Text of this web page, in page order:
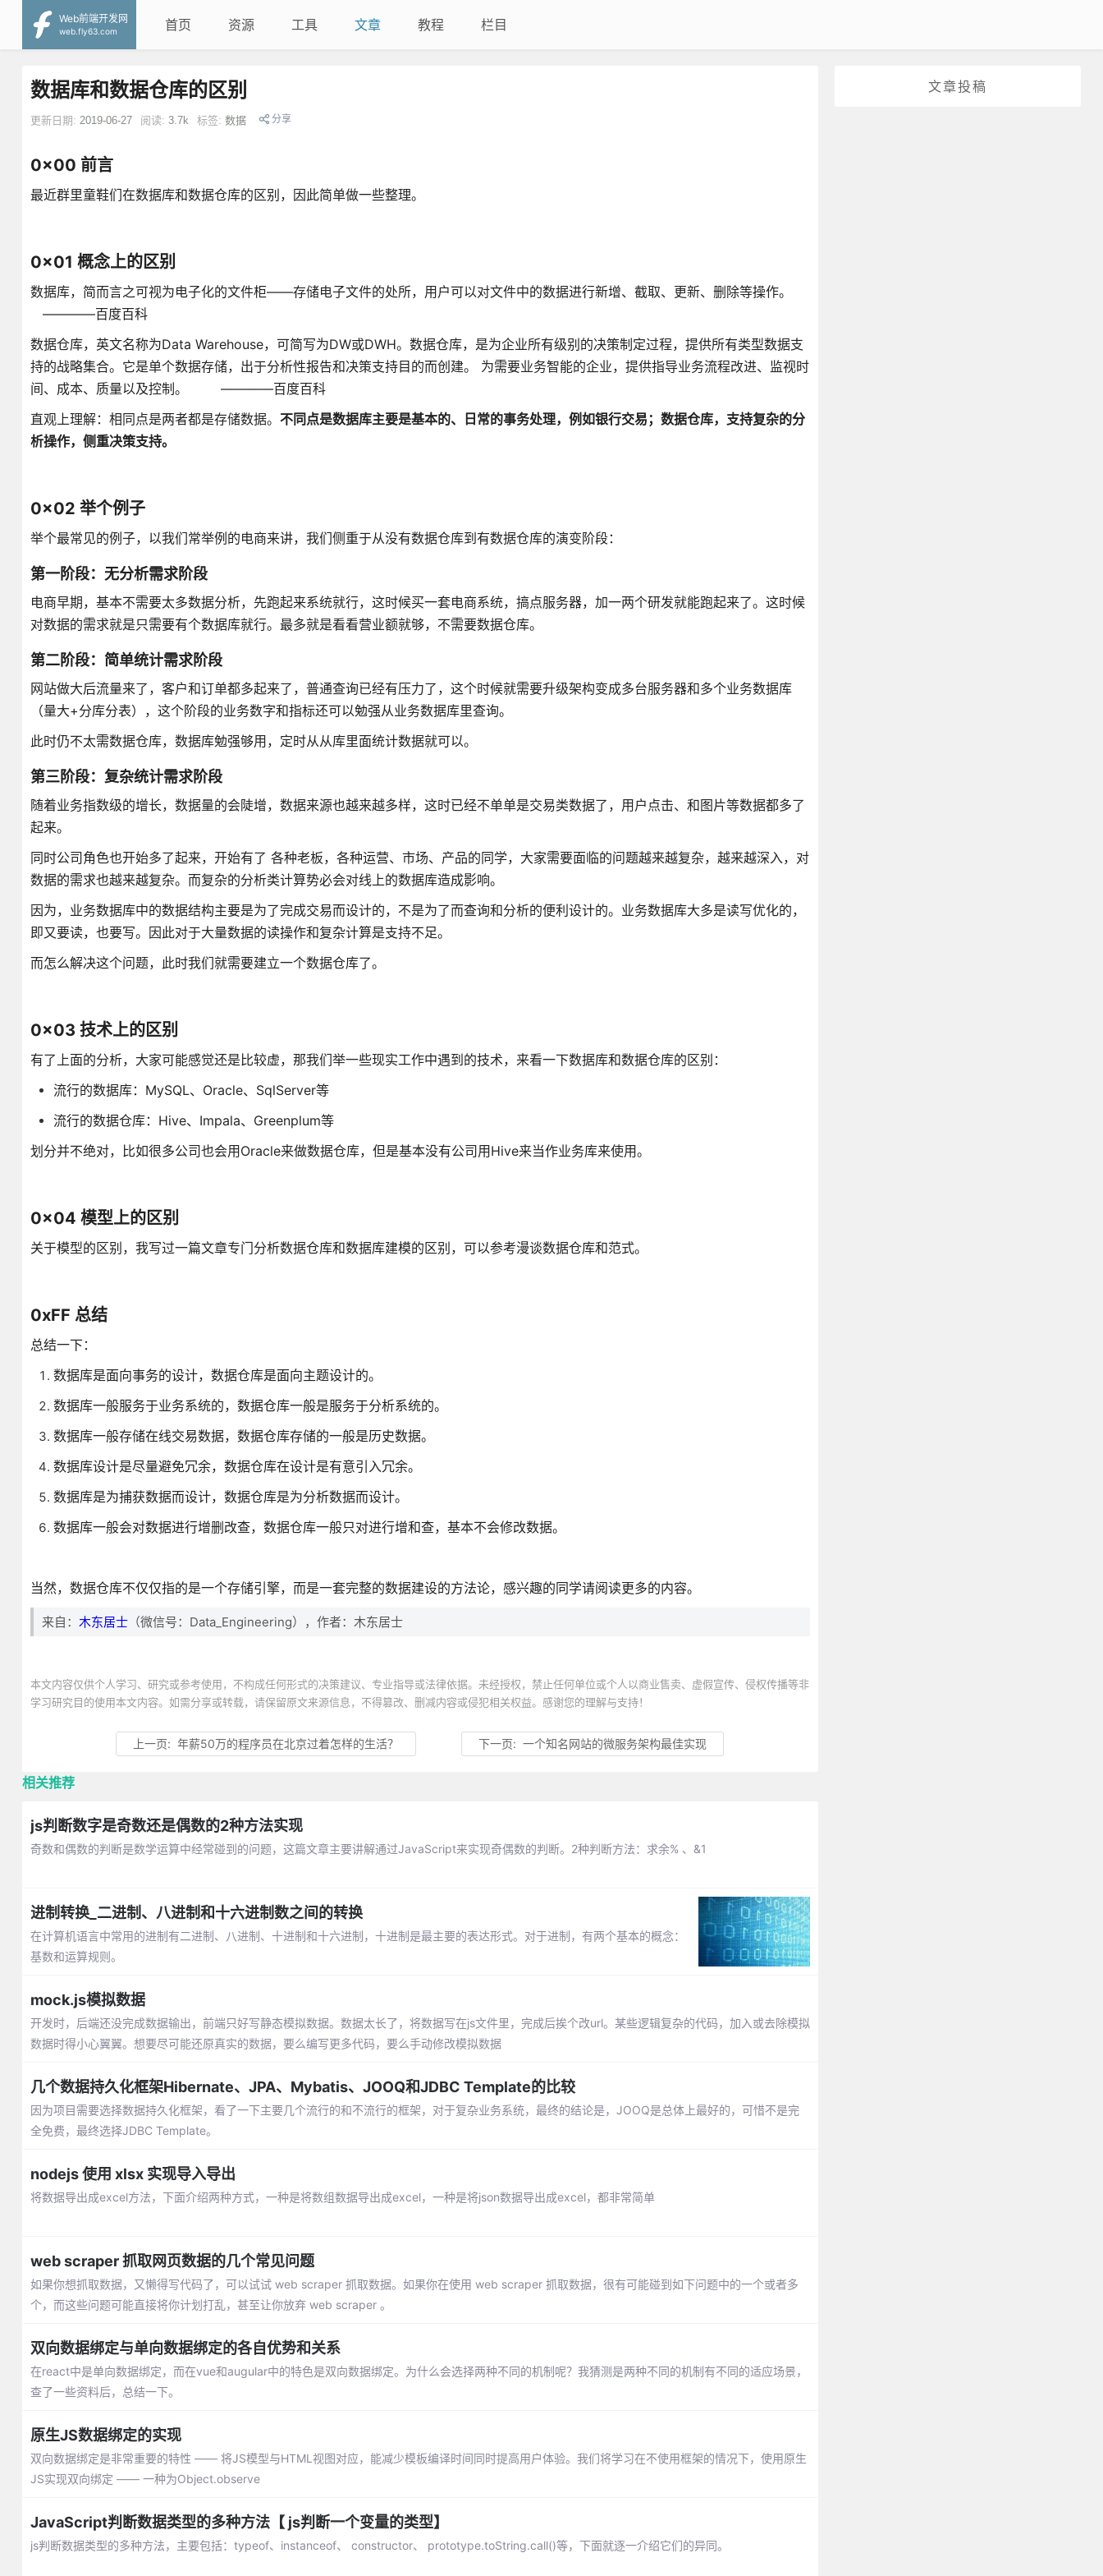
Web前端开发网
web.fly63.com
首页 资源 工具 文章 教程 栏目
文章投稿
数据库和数据仓库的区别
更新日期: 2019-06-27 阅读: 3.7k 标签: 数据 分享
0x00 前言
最近群里童鞋们在数据库和数据仓库的区别，因此简单做一些整理。
0x01 概念上的区别
数据库，简而言之可视为电子化的文件柜——存储电子文件的处所，用户可以对文件中的数据进行新增、截取、更新、删除等操作。
————百度百科
数据仓库，英文名称为Data Warehouse，可简写为DW或DWH。数据仓库，是为企业所有级别的决策制定过程，提供所有类型数据支
持的战略集合。它是单个数据存储，出于分析性报告和决策支持目的而创建。 为需要业务智能的企业，提供指导业务流程改进、监视时
间、成本、质量以及控制。 ————百度百科
直观上理解：相同点是两者都是存储数据。 不同点是数据库主要是基本的、日常的事务处理，例如银行交易；数据仓库，支持复杂的分
析操作，侧重决策支持。
0x02 举个例子
举个最常见的例子，以我们常举例的电商来讲，我们侧重于从没有数据仓库到有数据仓库的演变阶段：
第一阶段：无分析需求阶段
电商早期，基本不需要太多数据分析，先跑起来系统就行，这时候买一套电商系统，搞点服务器，加一两个研发就能跑起来了。这时候
对数据的需求就是只需要有个数据库就行。最多就是看看营业额就够，不需要数据仓库。
第二阶段：简单统计需求阶段
网站做大后流量来了，客户和订单都多起来了，普通查询已经有压力了，这个时候就需要升级架构变成多台服务器和多个业务数据库
（量大+分库分表），这个阶段的业务数字和指标还可以勉强从业务数据库里查询。
此时仍不太需数据仓库，数据库勉强够用，定时从从库里面统计数据就可以。
第三阶段：复杂统计需求阶段
随着业务指数级的增长，数据量的会陡增，数据来源也越来越多样，这时已经不单单是交易类数据了，用户点击、和图片等数据都多了
起来。
同时公司角色也开始多了起来，开始有了 各种老板，各种运营、市场、产品的同学，大家需要面临的问题越来越复杂，越来越深入，对
数据的需求也越来越复杂。而复杂的分析类计算势必会对线上的数据库造成影响。
因为，业务数据库中的数据结构主要是为了完成交易而设计的，不是为了而查询和分析的便利设计的。业务数据库大多是读写优化的，
即又要读，也要写。因此对于大量数据的读操作和复杂计算是支持不足。
而怎么解决这个问题，此时我们就需要建立一个数据仓库了。
0x03 技术上的区别
有了上面的分析，大家可能感觉还是比较虚，那我们举一些现实工作中遇到的技术，来看一下数据库和数据仓库的区别：
流行的数据库：MySQL、Oracle、SqlServer等
流行的数据仓库：Hive、Impala、Greenplum等
划分并不绝对，比如很多公司也会用Oracle来做数据仓库，但是基本没有公司用Hive来当作业务库来使用。
0x04 模型上的区别
关于模型的区别，我写过一篇文章专门分析数据仓库和数据库建模的区别，可以参考漫谈数据仓库和范式。
0xFF 总结
总结一下：
数据库是面向事务的设计，数据仓库是面向主题设计的。
数据库一般服务于业务系统的，数据仓库一般是服务于分析系统的。
数据库一般存储在线交易数据，数据仓库存储的一般是历史数据。
数据库设计是尽量避免冗余，数据仓库在设计是有意引入冗余。
数据库是为捕获数据而设计，数据仓库是为分析数据而设计。
数据库一般会对数据进行增删改查，数据仓库一般只对进行增和查，基本不会修改数据。
当然，数据仓库不仅仅指的是一个存储引擎，而是一套完整的数据建设的方法论，感兴趣的同学请阅读更多的内容。
来自： 木东居士（微信号：Data_Engineering），作者：木东居士
本文内容仅供个人学习、研究或参考使用，不构成任何形式的决策建议、专业指导或法律依据。未经授权，禁止任何单位或个人以商业售卖、虚假宣传、侵权传播等非
学习研究目的使用本文内容。如需分享或转载，请保留原文来源信息，不得篡改、删减内容或侵犯相关权益。感谢您的理解与支持！
上一页:年薪50万的程序员在北京过着怎样的生活？ 下一页:一个知名网站的微服务架构最佳实现
相关推荐
js判断数字是奇数还是偶数的2种方法实现
奇数和偶数的判断是数学运算中经常碰到的问题，这篇文章主要讲解通过JavaScript来实现奇偶数的判断。2种判断方法：求余% 、&1
进制转换_二进制、八进制和十六进制数之间的转换
在计算机语言中常用的进制有二进制、八进制、十进制和十六进制，十进制是最主要的表达形式。对于进制，有两个基本的概念：
基数和运算规则。
mock.js模拟数据
开发时，后端还没完成数据输出，前端只好写静态模拟数据。数据太长了，将数据写在js文件里，完成后挨个改url。某些逻辑复杂的代码，加入或去除模拟
数据时得小心翼翼。想要尽可能还原真实的数据，要么编写更多代码，要么手动修改模拟数据
几个数据持久化框架Hibernate、JPA、Mybatis、JOOQ和JDBC Template的比较
因为项目需要选择数据持久化框架，看了一下主要几个流行的和不流行的框架，对于复杂业务系统，最终的结论是，JOOQ是总体上最好的，可惜不是完
全免费，最终选择JDBC Template。
nodejs 使用 xlsx 实现导入导出
将数据导出成excel方法，下面介绍两种方式，一种是将数组数据导出成excel，一种是将json数据导出成excel，都非常简单
web scraper 抓取网页数据的几个常见问题
如果你想抓取数据，又懒得写代码了，可以试试 web scraper 抓取数据。如果你在使用 web scraper 抓取数据，很有可能碰到如下问题中的一个或者多
个，而这些问题可能直接将你计划打乱，甚至让你放弃 web scraper 。
双向数据绑定与单向数据绑定的各自优势和关系
在react中是单向数据绑定，而在vue和augular中的特色是双向数据绑定。为什么会选择两种不同的机制呢？我猜测是两种不同的机制有不同的适应场景，
查了一些资料后，总结一下。
原生JS数据绑定的实现
双向数据绑定是非常重要的特性 —— 将JS模型与HTML视图对应，能减少模板编译时间同时提高用户体验。我们将学习在不使用框架的情况下，使用原生
JS实现双向绑定 —— 一种为Object.observe
JavaScript判断数据类型的多种方法【 js判断一个变量的类型】
js判断数据类型的多种方法，主要包括：typeof、instanceof、 constructor、 prototype.toString.call()等，下面就逐一介绍它们的异同。